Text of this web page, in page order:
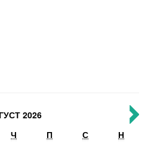
2026
Ч П С Н